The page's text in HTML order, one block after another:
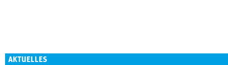
AKTUELLES